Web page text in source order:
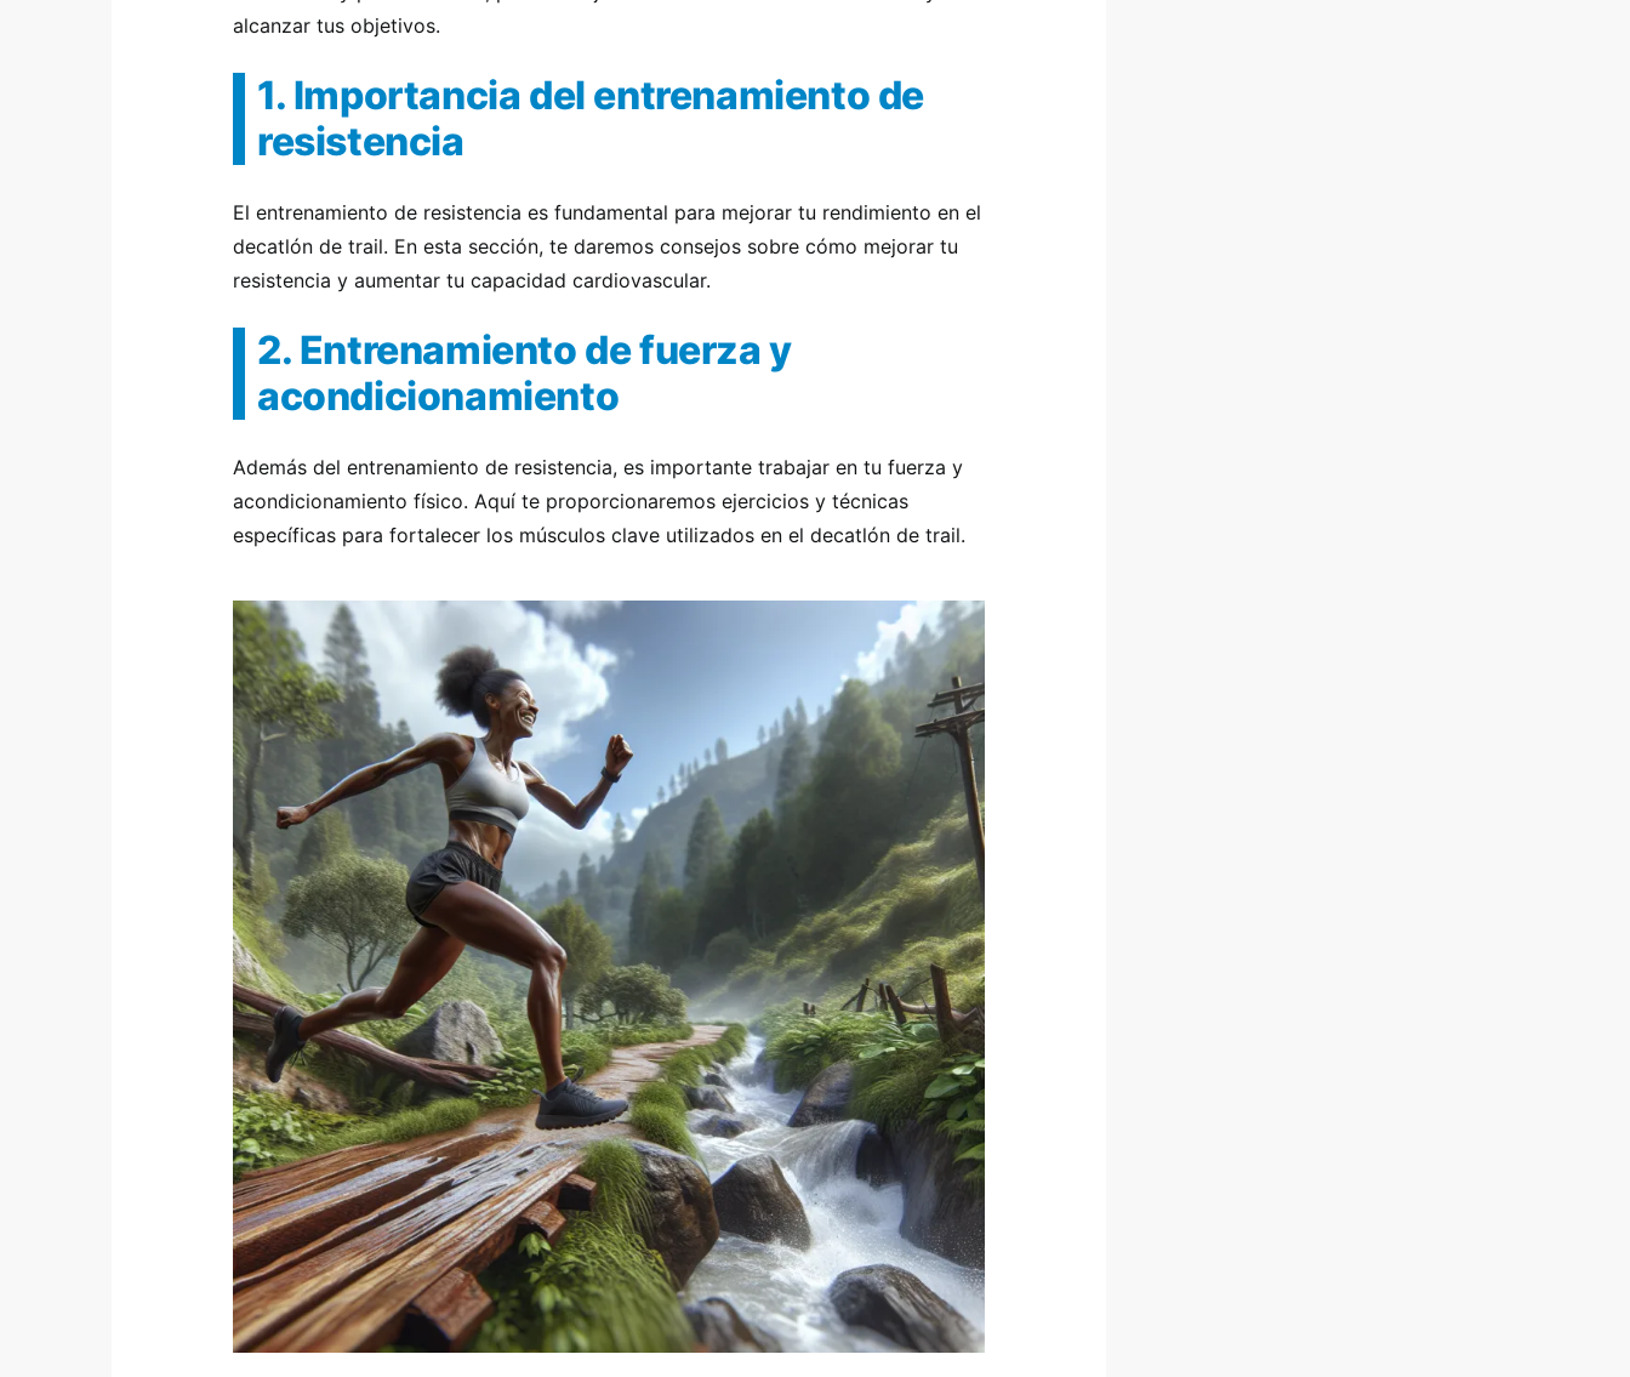
alcanzar tus objetivos.
1. Importancia del entrenamiento de
resistencia
El entrenamiento de resistencia es fundamental para mejorar tu rendimiento en el
decatlón de trail. En esta sección, te daremos consejos sobre cómo mejorar tu
resistencia y aumentar tu capacidad cardiovascular.
2. Entrenamiento de fuerza y ​​
acondicionamiento
Además del entrenamiento de resistencia, es importante trabajar en tu fuerza y ​​
acondicionamiento físico. Aquí te proporcionaremos ejercicios y técnicas
específicas para fortalecer los músculos clave utilizados en el decatlón de trail.